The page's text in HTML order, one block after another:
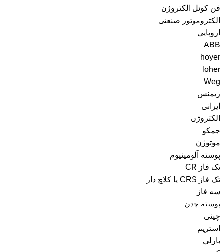
فن کوئل الکتروژن
الکتروموتور صنعتی
اروپایی
ABB
hoyer
loher
Weg
زیمنس
ایرانی
الکتروژن
جمکو
موتوژن
پوسته آلومینیوم
تک فاز CR
تک فاز CRS یا کلاچ دار
سه فاز
پوسته چدن
چینی
استریم
بارلی